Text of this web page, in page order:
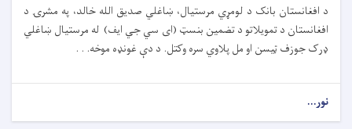
د افغانستان بانک د لومړي مرستیال، ښاغلي صدیق الله خالد، په مشرۍ د
افغانستان د تمویلاتو د تضمین بنسټ (ای سي جي ایف) له مرستیال ښاغلي
ډرک جوزف ټیسن او مل پلاوي سره وکتل. د دې غونډه موخه. . .
نور...